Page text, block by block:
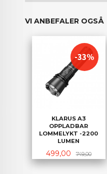
VI ANBEFALER OGSÅ
KLARUS A3
OPPLADBAR
LOMMELYKT -2200
LUMEN
Tilbud
499,00 749,00Rabatt
-33%